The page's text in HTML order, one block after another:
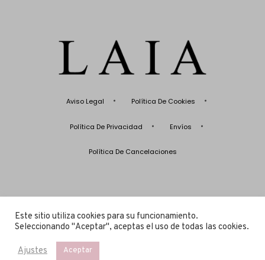
Aviso Legal Política De Cookies
Política De Privacidad Envíos
Política De Cancelaciones
© LAIA Swimwear 2020 All rights reserved.
Este sitio utiliza cookies para su funcionamiento.
Seleccionando ''Aceptar'', aceptas el uso de todas las cookies.
Ajustes Aceptar